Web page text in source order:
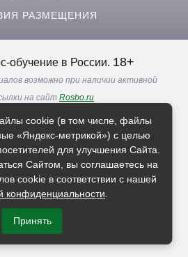
РАЗМЕЩЕНИЯ
обучение в России. 18+
возможно при наличии активной
на сайт Rosbo.ru
о рекламодателях по ссылкам
обработки персональных данных
друзьям о нас
cookie (в том числе, файлы
«Яндекс-метрикой») с целью
для улучшения Сайта.
Сайтом, вы соглашаетесь на
cookie в соответствии с нашей
конфиденциальности
Принять